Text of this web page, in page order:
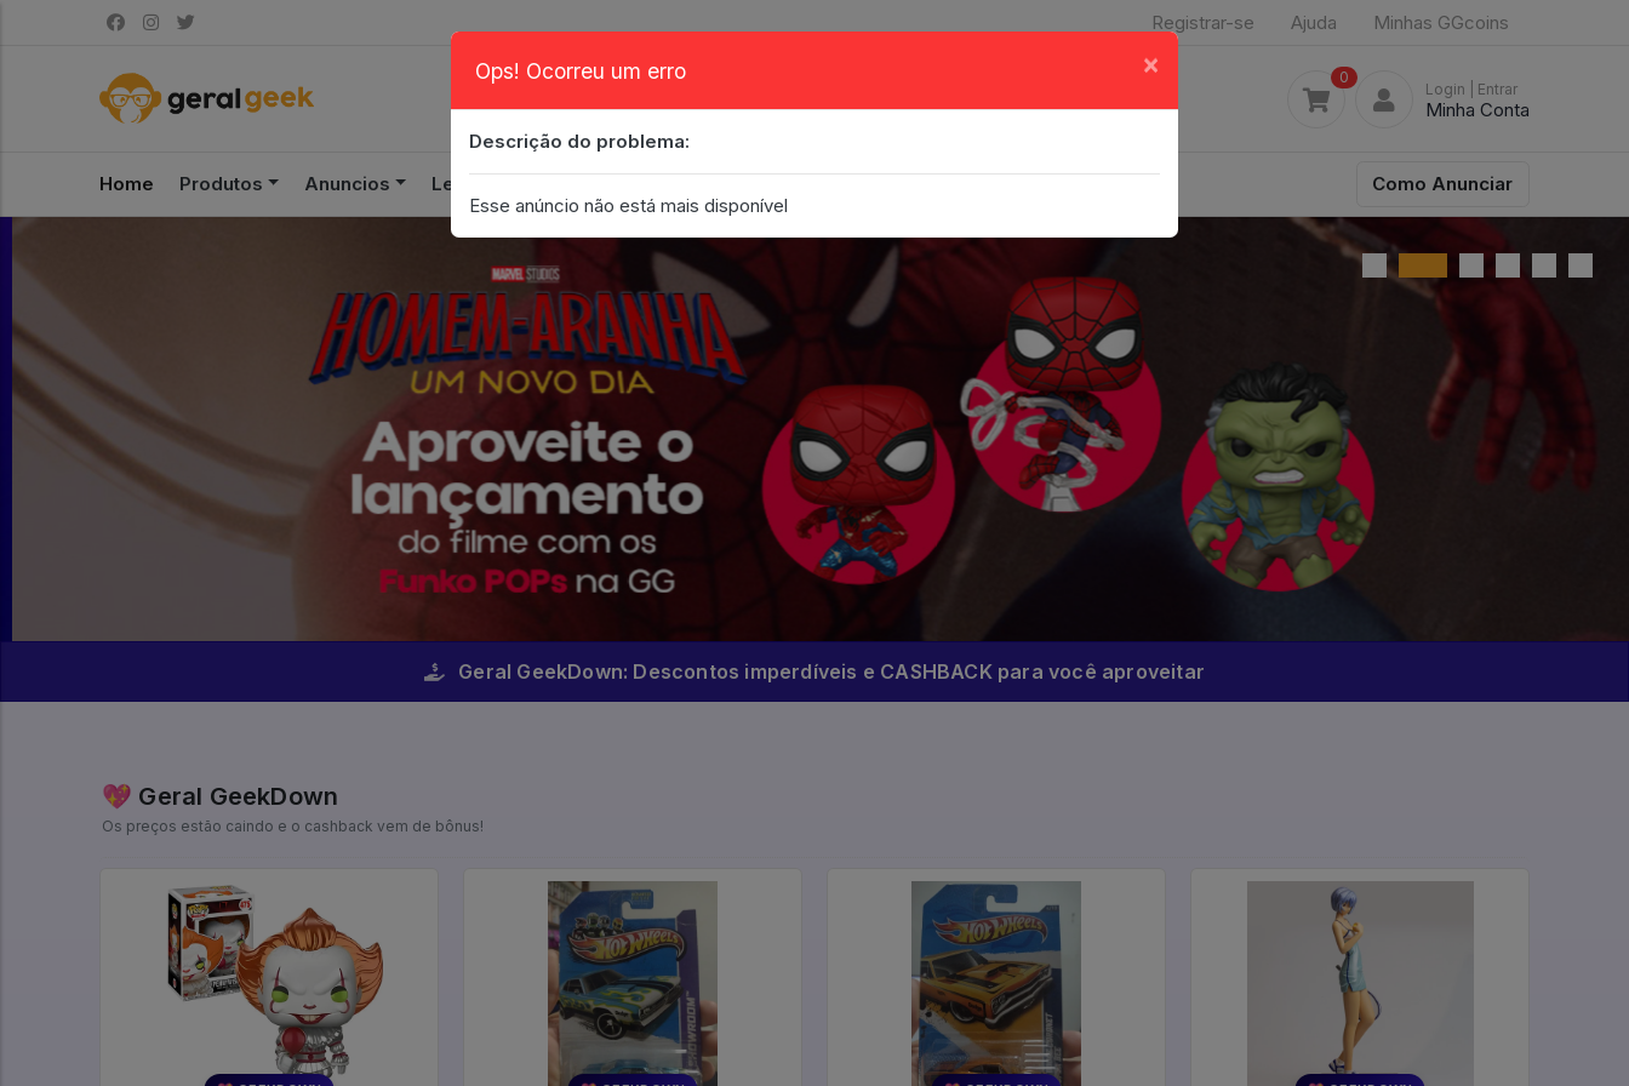
Registrar-se Ajuda Minhas GGcoins
0
Login | Entrar
Minha Conta
Home Produtos Anuncios Leilão Como Anunciar
Geral GeekDown: Descontos imperdíveis e CASHBACK para você aproveitar
💖 Geral GeekDown
Os preços estão caindo e o cashback vem de bônus!
Ops! Ocorreu um erro ×
Descrição do problema:
Esse anúncio não está mais disponível